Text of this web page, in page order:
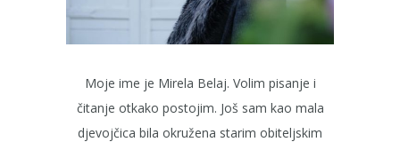
Moje ime je Mirela Belaj. Volim pisanje i
čitanje otkako postojim. Još sam kao mala
djevojčica bila okružena starim obiteljskim